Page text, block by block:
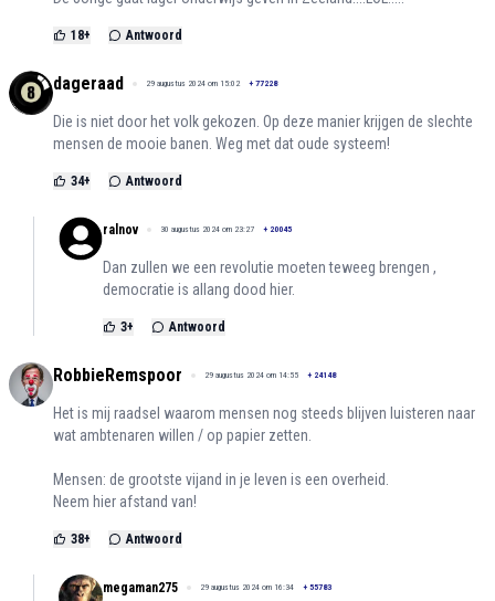
18+ Antwoord
dageraad 29 augustus 2024 om 15:02 + 77228
Die is niet door het volk gekozen. Op deze manier krijgen de slechte
mensen de mooie banen. Weg met dat oude systeem!
34+ Antwoord
ralnov 30 augustus 2024 om 23:27 + 20045
Dan zullen we een revolutie moeten teweeg brengen ,
democratie is allang dood hier.
3+ Antwoord
RobbieRemspoor 29 augustus 2024 om 14:55 + 24148
Het is mij raadsel waarom mensen nog steeds blijven luisteren naar
wat ambtenaren willen / op papier zetten.
Mensen: de grootste vijand in je leven is een overheid.
Neem hier afstand van!
38+ Antwoord
megaman275 29 augustus 2024 om 16:34 + 55783